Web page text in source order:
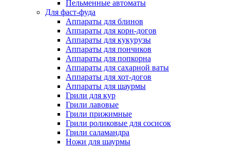
Пельменные автоматы
Для фаст-фуда
Аппараты для блинов
Аппараты для корн-догов
Аппараты для кукурузы
Аппараты для пончиков
Аппараты для попкорна
Аппараты для сахарной ваты
Аппараты для хот-догов
Аппараты для шаурмы
Грили для кур
Грили лавовые
Грили прижимные
Грили роликовые для сосисок
Грили саламандра
Ножи для шаурмы